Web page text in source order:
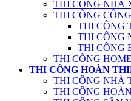
THI CÔNG NHÀ
THI CÔNG
THI CÔNG
THI CÔNG
THI CÔNG
THI CÔNG
THI CÔNG HOÀN
THI CÔNG NHÀ
THI CÔNG